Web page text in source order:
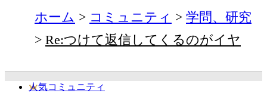
ホーム コミュニティ
学問、研究
Re:つけて返信してくるのがイヤ
人気コミュニティ